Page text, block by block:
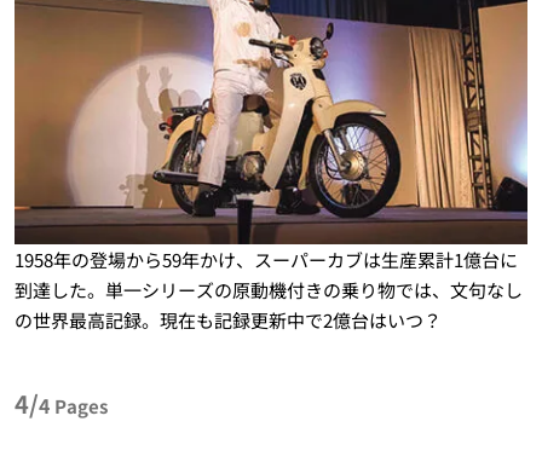
1958年の登場から59年かけ、スーパーカブは生産累計1億台に
到達した。単一シリーズの原動機付きの乗り物では、文句なし
の世界最高記録。現在も記録更新中で2億台はいつ？
4/4 Pages